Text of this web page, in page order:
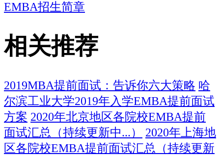
EMBA招生简章
相关推荐
2019MBA提前面试：告诉你六大策略 哈
尔滨工业大学2019年入学EMBA提前面试
方案 2020年北京地区各院校EMBA提前
面试汇总（持续更新中...）
2020年上海地
区各院校EMBA提前面试汇总（持续更新